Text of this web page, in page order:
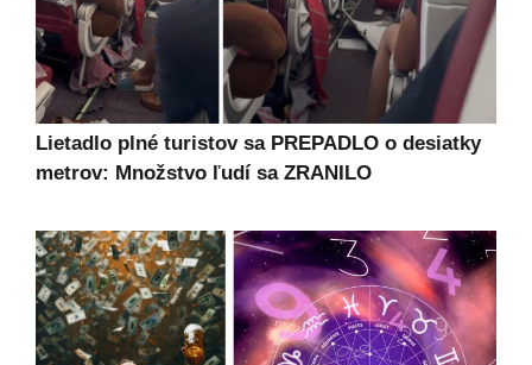
Lietadlo plné turistov sa PREPADLO o desiatky
metrov: Množstvo ľudí sa ZRANILO